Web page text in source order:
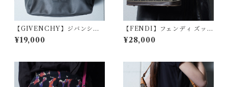
【GIVENCHY】ジバンシー
エンボス4Gロゴレザートート
バッグ gray
¥19,000
【FENDI】フェンディ ズッカ
柄レザー・キャンパスショル
ダーバッグ brown
¥28,000